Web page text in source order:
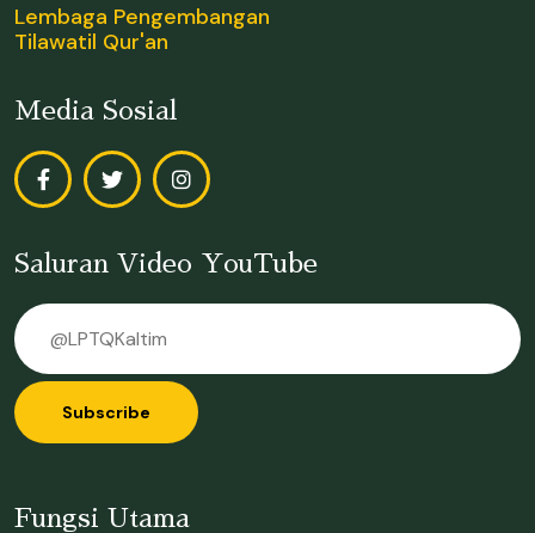
Lembaga Pengembangan
Tilawatil Qur'an
Media Sosial
Saluran Video YouTube
Subscribe
Fungsi Utama